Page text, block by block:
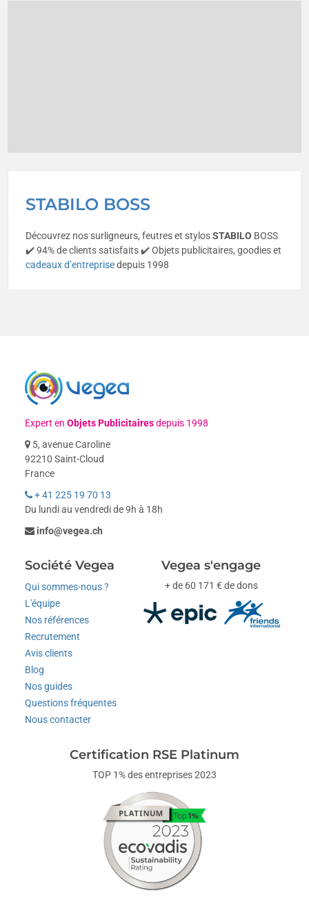
STABILO BOSS
Découvrez nos surligneurs, feutres et stylosSTABILO BOSS
✔️ 94% de clients satisfaits ✔️ Objets publicitaires, goodies et
cadeaux d’entreprisedepuis 1998
Expert enObjets Publicitairesdepuis 1998
5, avenue Caroline
92210 Saint-Cloud
France
+ 41 225 19 70 13
Du lundi au vendredi de 9h à 18h
info@vegea.ch
Société Vegea
Qui sommes-nous ?
L'équipe
Nos références
Recrutement
Avis clients
Blog
Nos guides
Questions fréquentes
Nous contacter
Vegea s'engage
+ de 60 171 € de dons
Certification RSE Platinum
TOP 1% des entreprises 2023